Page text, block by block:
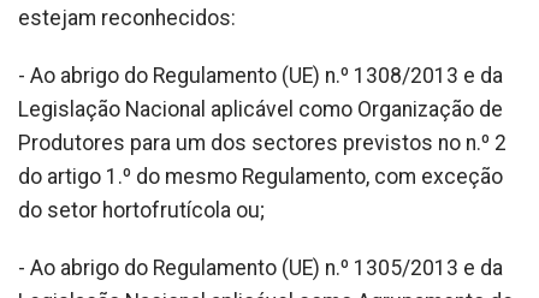
estejam reconhecidos:
- Ao abrigo do Regulamento (UE) n.º 1308/2013 e da
Legislação Nacional aplicável como Organização de
Produtores para um dos sectores previstos no n.º 2
do artigo 1.º do mesmo Regulamento, com exceção
do setor hortofrutícola ou;
- Ao abrigo do Regulamento (UE) n.º 1305/2013 e da